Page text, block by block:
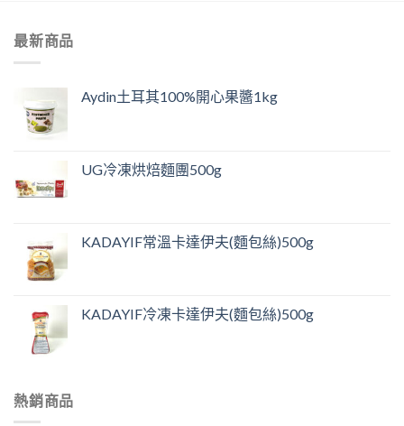
最新商品
Aydin土耳其100%開心果醬1kg
UG冷凍烘焙麵團500g
KADAYIF常溫卡達伊夫(麵包絲)500g
KADAYIF冷凍卡達伊夫(麵包絲)500g
熱銷商品